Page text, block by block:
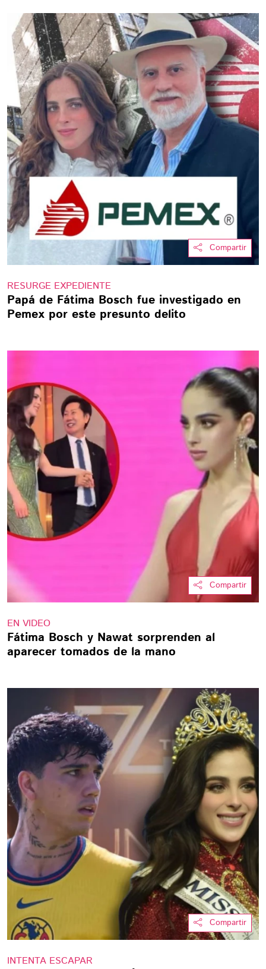
Compartir
RESURGE EXPEDIENTE
Papá de Fátima Bosch fue investigado en
Pemex por este presunto delito
Compartir
EN VIDEO
Fátima Bosch y Nawat sorprenden al
aparecer tomados de la mano
Compartir
INTENTA ESCAPAR